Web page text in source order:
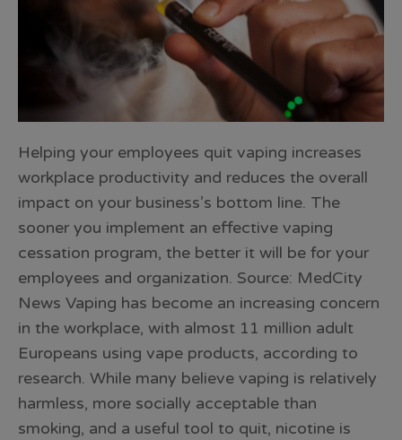
Helping your employees quit vaping increases
workplace productivity and reduces the overall
impact on your business’s bottom line. The
sooner you implement an effective vaping
cessation program, the better it will be for your
employees and organization. Source: MedCity
News Vaping has become an increasing concern
in the workplace, with almost 11 million adult
Europeans using vape products, according to
research. While many believe vaping is relatively
harmless, more socially acceptable than
smoking, and a useful tool to quit, nicotine is